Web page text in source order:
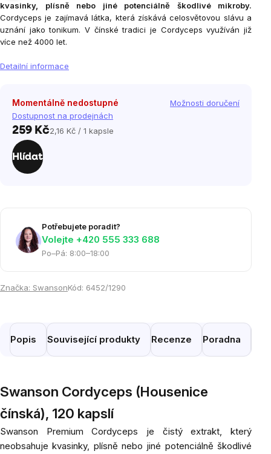
kvasinky, plísně nebo jiné potenciálně škodlivé mikroby.
Cordyceps je zajímavá látka, která získává celosvětovou slávu a
uznání jako tonikum. V čínské tradici je Cordyceps využíván již
více než 4000 let.
Detailní informace
Momentálně nedostupné
Dostupnost na prodejnách
Možnosti doručení
259 KčMěrná
2,16 Kč / 1 kapsle
Hlídat
Potřebujete poradit?
Volejte ‭+420 555 333 688
Po–Pá: 8:00–18:00
Značka: SwansonKód: 6452/1290
Popis Související produkty Recenze Poradna
Swanson Cordyceps (Housenice
čínská), 120 kapslí
Swanson Premium Cordyceps je čistý extrakt, který
neobsahuje kvasinky, plísně nebo jiné potenciálně škodlivé